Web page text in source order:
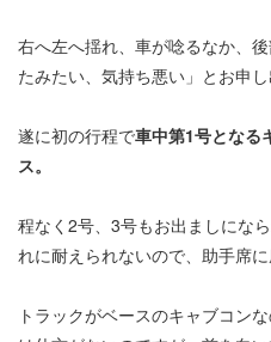
右へ左へ揺れ、車が唸るなか、
たみたい、気持ち悪い」とお申し
遂に初の行程で車中第1号となる
ス。
程なく2号、3号もお出ましにな
れに耐えられないので、助手席に
トラックがベースのキャブコン